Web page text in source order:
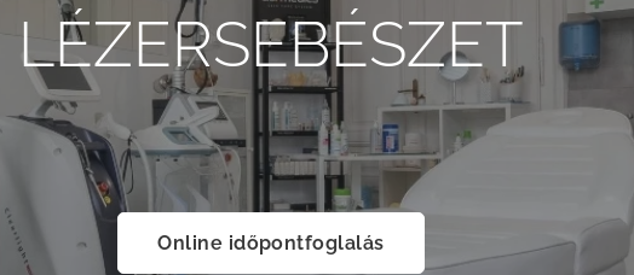
LÉZERSEBÉSZET
Online időpontfoglalás